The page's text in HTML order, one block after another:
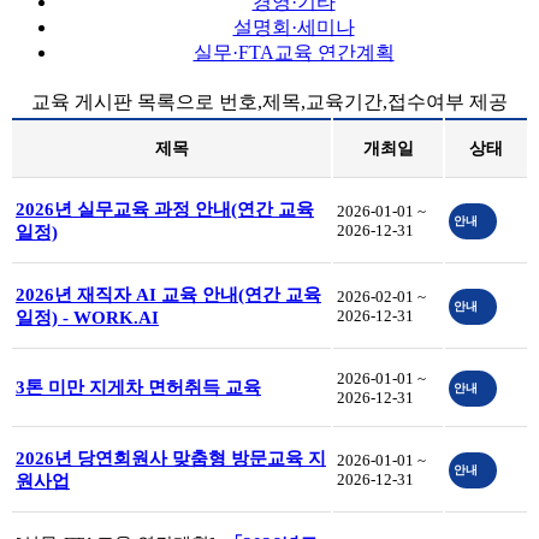
설명회·세미나
실무·FTA교육 연간계획
교육 게시판 목록으로 번호,제목,교육기간,접수여부 제공
제목 개최일 상태
2026년 실무교육 과정 안내(연간 교육
일정)
2026-01-01 ~
2026-12-31
안내
2026년 재직자 AI 교육 안내(연간 교육
일정) - WORK.AI
2026-02-01 ~
2026-12-31
안내
3톤 미만 지게차 면허취득 교육
2026-01-01 ~
2026-12-31
안내
2026년 당연회원사 맞춤형 방문교육 지
원사업
2026-01-01 ~
2026-12-31
안내